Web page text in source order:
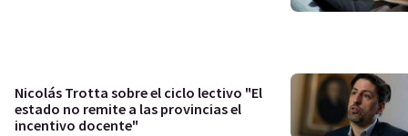
Nicolás Trotta sobre el ciclo lectivo "El
estado no remite a las provincias el
incentivo docente"